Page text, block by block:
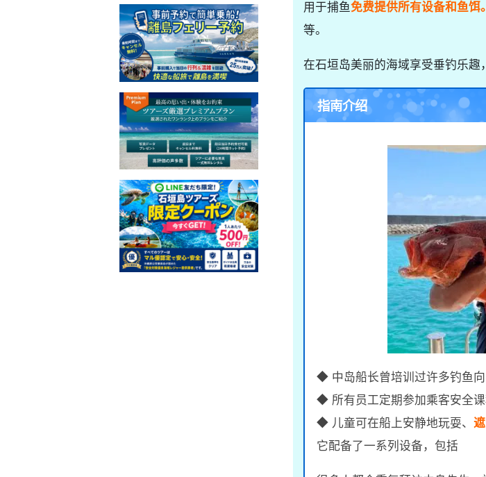
用于捕鱼免费提供所有设备和鱼饵。
等。
在石垣岛美丽的海域享受垂钓乐趣
指南介绍
◆ 中岛船长曾培训过许多钓鱼向
◆ 所有员工定期参加乘客安全课
◆ 儿童可在船上安静地玩耍、
它配备了一系列设备，包括